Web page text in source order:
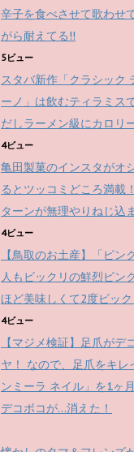
辛子を食べさせて歌わせ
がら耐えてる!!
5ビュー
スタバ新作「クラシック
ーノ」は飲むティラミス
だしラーメン級にカロリ
4ビュー
亀田製菓のインスタがオ
るとツッコミどころ満載
ターンが無理やりねじ込
4ビュー
【鳥取のお土産】「ピン
人もビックリの鮮烈ピン
ほど美味しくて2度ビッ
4ビュー
【マジメ検証】足爪がデ
ヤ！ なので、足爪をキ
ンミーラ ネイル」を1ヶ
デコボコが…消えた！